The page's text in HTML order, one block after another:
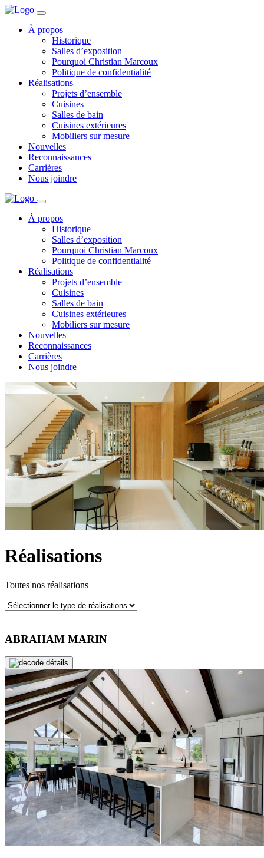
À propos
Historique
Salles d’exposition
Pourquoi Christian Marcoux
Politique de confidentialité
Réalisations
Projets d’ensemble
Cuisines
Salles de bain
Cuisines extérieures
Mobiliers sur mesure
Nouvelles
Reconnaissances
Carrières
Nous joindre
À propos
Historique
Salles d’exposition
Pourquoi Christian Marcoux
Politique de confidentialité
Réalisations
Projets d’ensemble
Cuisines
Salles de bain
Cuisines extérieures
Mobiliers sur mesure
Nouvelles
Reconnaissances
Carrières
Nous joindre
Réalisations
Toutes nos réalisations
ABRAHAM MARIN
de détails